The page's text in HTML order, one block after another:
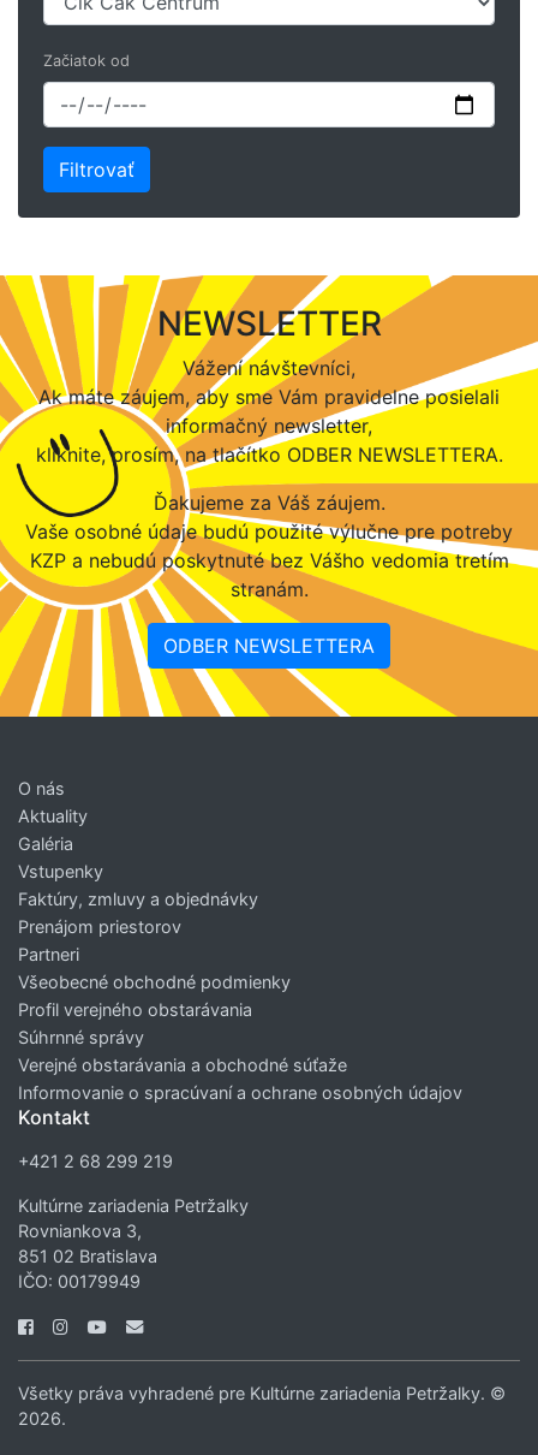
Začiatok od
NEWSLETTER
Vážení návštevníci,
Ak máte záujem, aby sme Vám pravidelne posielali
informačný newsletter,
kliknite, prosím, na tlačítko ODBER NEWSLETTERA.
Ďakujeme za Váš záujem.
Vaše osobné údaje budú použité výlučne pre potreby
KZP a nebudú poskytnuté bez Vášho vedomia tretím
stranám.
ODBER NEWSLETTERA
O nás
Aktuality
Galéria
Vstupenky
Faktúry, zmluvy a objednávky
Prenájom priestorov
Partneri
Všeobecné obchodné podmienky
Profil verejného obstarávania
Súhrnné správy
Verejné obstarávania a obchodné súťaže
Informovanie o spracúvaní a ochrane osobných údajov
Kontakt
+421 2 68 299 219
Kultúrne zariadenia Petržalky
Rovniankova 3,
851 02 Bratislava
IČO: 00179949
Všetky práva vyhradené pre Kultúrne zariadenia Petržalky. ©
2026.